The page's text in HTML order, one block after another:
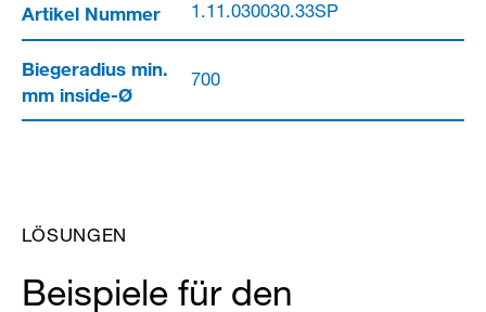
Artikel Nummer 1.11.030030.33SP
Biegeradius min.
mm inside-Ø
700
LÖSUNGEN
Beispiele für den